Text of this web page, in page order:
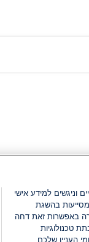
וניגשים למידע אישי
בהשגת
באפשרות זאת דחה
טכנולוגיות
העניין שלכם.